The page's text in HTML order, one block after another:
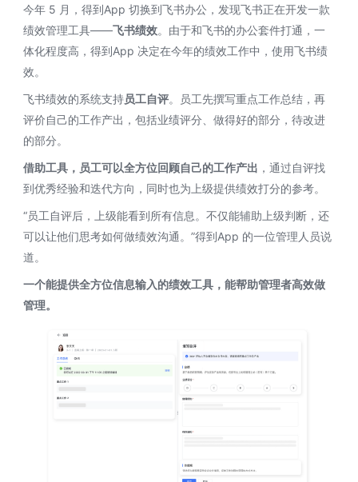
今年 5 月，得到App 切换到飞书办公，发现飞书正在开发一款
绩效管理工具——飞书绩效。由于和飞书的办公套件打通，一
体化程度高，得到App 决定在今年的绩效工作中，使用飞书绩
效。
飞书绩效的系统支持员工自评。员工先撰写重点工作总结，再
评价自己的工作产出，包括业绩评分、做得好的部分，待改进
的部分。
借助工具，员工可以全方位回顾自己的工作产出 ，通过自评找
到优秀经验和迭代方向，同时也为上级提供绩效打分的参考。
“员工自评后，上级能看到所有信息。不仅能辅助上级判断，还
可以让他们思考如何做绩效沟通。”得到App 的一位管理人员说
道。
一个能提供全方位信息输入的绩效工具，能帮助管理者高效做
管理。